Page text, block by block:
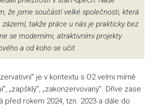
že jsme součástí velké společnosti, která
takže práce u nás je prakticky bez
se moderními, atraktivními projekty
a od koho se učit.
je v kontextu s O2 velmi mírně
„zapšklý”, „zakonzervovaný”. Dříve zase
před rokem 2024, tzn. 2023 a dále do